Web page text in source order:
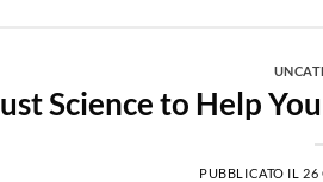
Science to Help
PUBBLICATO IL 26